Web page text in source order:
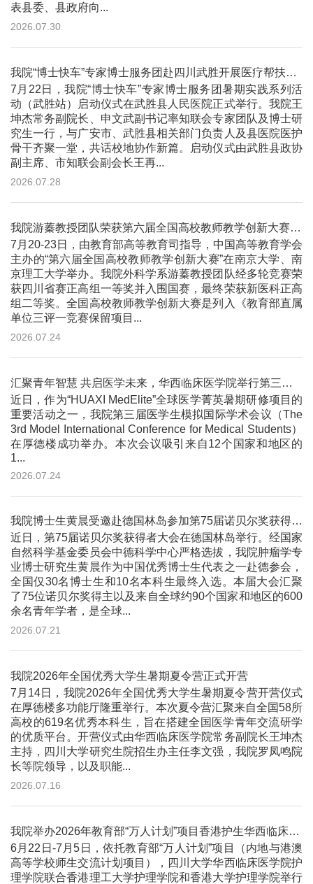
表县委、县政府向...
2026.07.30
我院“博士快车”专家博士服务团赴四川武胜开展医疗帮扶活动
7月22日，我院“博士快车”专家博士服务团暑期实践系列活
动（武胜站）启动仪式在武胜县人民医院正式举行。我院王
坤杰常务副院长、申文武副书记率知联会专家团队及博士研
究生一行，与广安市、武胜县相关部门负责人及县医院医护
骨干齐聚一堂，共话校地协作新篇。启动仪式由武胜县政协
副主席、市知联会副会长王再...
2026.07.28
我院游蓁教授团队荣获第六届全国高校教师教学创新大赛二等奖
7月20-23日，由教育部高等教育司指导，中国高等教育学会
主办的“第六届全国高校教师教学创新大赛”在南京大学、南
京理工大学举办。我院外科学系游蓁教授团队经多轮竞赛荣
获四川省赛正高组一等奖并入围国赛，最终荣获新医科正高
组二等奖。全国高校教师教学创新大赛是列入《教育部直属
单位三评一竞赛保留项目...
2026.07.24
汇聚青年智慧 共启医学未来，华西临床医学院举行第三届医学生模拟国际学术会议
近日，作为“HUAXI MedElite”全球医学菁英暑期研修项目的
重要活动之一，我院第三届医学生模拟国际学术会议（The
3rd Model International Conference for Medical Students）
在厚德楼成功举办。本次会议吸引来自12个国家和地区的
1...
2026.07.24
我院博士生黄晨受邀赴德国林岛参加第75届诺贝尔奖获得者大会
近日，第75届诺贝尔奖获得者大会在德国林岛举行。经国家
自然科学基金委员会中德科学中心严格选拔，我院肿瘤学专
业博士研究生黄晨作为中国优秀博士生代表之一赴德参会，
全国仅30名博士生和10名本科生最终入选。本届大会汇聚
了75位诺贝尔奖得主以及来自全球约90个国家和地区的600
余名青年学者，是全球...
2026.07.21
我院2026年全国优秀大学生暑期夏令营正式开营
7月14日，我院2026年全国优秀大学生暑期夏令营开营仪式
在厚德楼多功能厅隆重举行。本次夏令营汇聚来自全国58所
高校的619名优秀本科生，旨在搭建全国医学青年交流研学
的优质平台。开营仪式由华西临床医学院常务副院长王坤杰
主持，四川大学研究生院招生办主任李文强，我院罗凤鸣院
长等院领导，以及职能...
2026.07.16
我院举办2026年教育部“万人计划”项目香港护生华西临床护理线下交流与实践活动
6月22日-7月5日，依托教育部“万人计划”项目（内地与港澳
高等学校师生交流计划项目），四川大学华西临床医学院护
理学院联合香港理工大学护理学院和香港大学护理学院举行